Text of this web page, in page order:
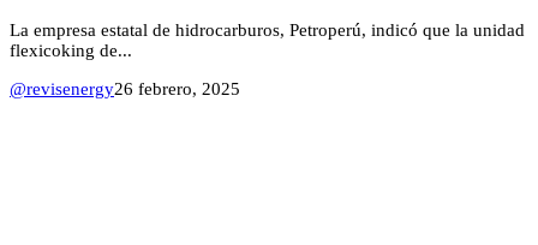
La empresa estatal de hidrocarburos, Petroperú, indicó que la unidad
flexicoking de...
@revisenergy26 febrero, 2025